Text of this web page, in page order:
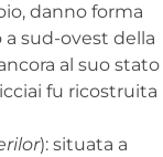
danno forma
sud-ovest della
al suo stato
fu ricostruita
): situata a